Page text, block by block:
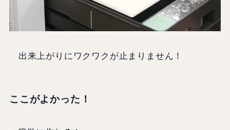
出来上がりにワクワクが止まりません！
ここがよかった！